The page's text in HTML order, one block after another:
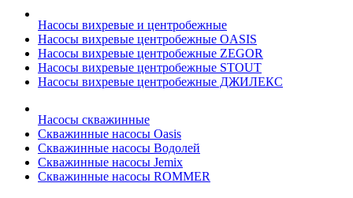
Насосы вихревые и центробежные
Насосы вихревые центробежные OASIS
Насосы вихревые центробежные ZEGOR
Насосы вихревые центробежные STOUT
Насосы вихревые центробежные ДЖИЛЕКС
Насосы скважинные
Скважинные насосы Oasis
Скважинные насосы Водолей
Скважинные насосы Jemix
Cкважинные насосы ROMMER